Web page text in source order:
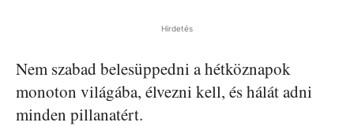
Hirdetés
Nem szabad belesüppedni a hétköznapok
monoton világába, élvezni kell, és hálát adni
minden pillanatért.